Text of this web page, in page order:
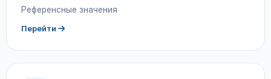
Референсные значения
Перейти